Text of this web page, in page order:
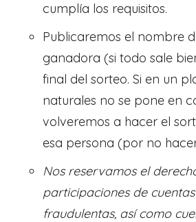
cumplía los requisitos.
Publicaremos el nombre
ganadora (si todo sale
final del sorteo. Si en un
naturales no se pone en
volveremos a hacer el
esa persona (por no
Nos reservamos el
participaciones de
fraudulentas, así como